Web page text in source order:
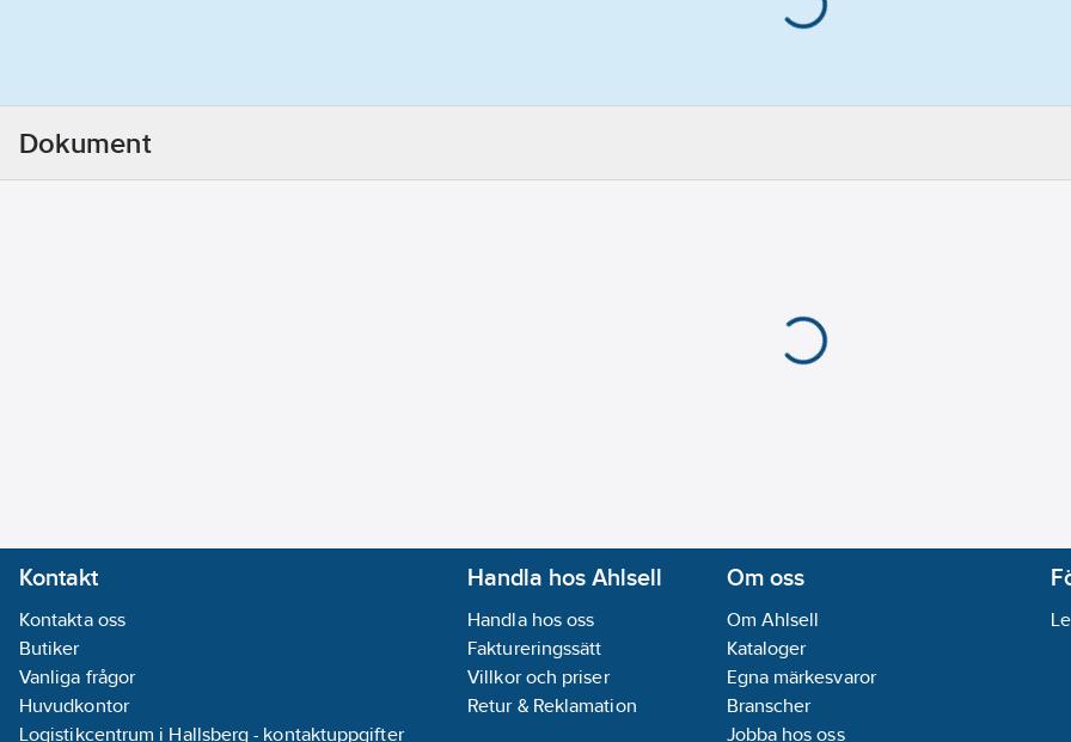
Dokument
Kontakt
Kontakta oss
Butiker
Vanliga frågor
Huvudkontor
Logistikcentrum i Hallsberg - kontaktuppgifter
Handla hos Ahlsell
Handla hos oss
Faktureringssätt
Villkor och priser
Retur & Reklamation
Om oss
Om Ahlsell
Kataloger
Egna märkesvaror
Branscher
Jobba hos oss